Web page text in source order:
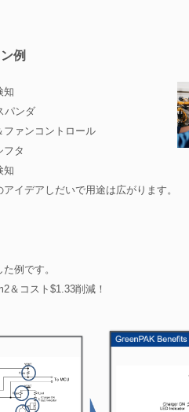
例
知
パンダ
ファンコントロール
フタ
知
アイデアしだいで用途は広がります。
例です。
＆コスト$1.33削減！